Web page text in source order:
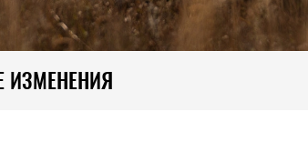
в наличии
ИЗМЕНЕНИЯ